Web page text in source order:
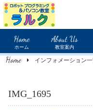
Home
ホーム
About Us
教室案内
Home インフォメーション
IMG_1695